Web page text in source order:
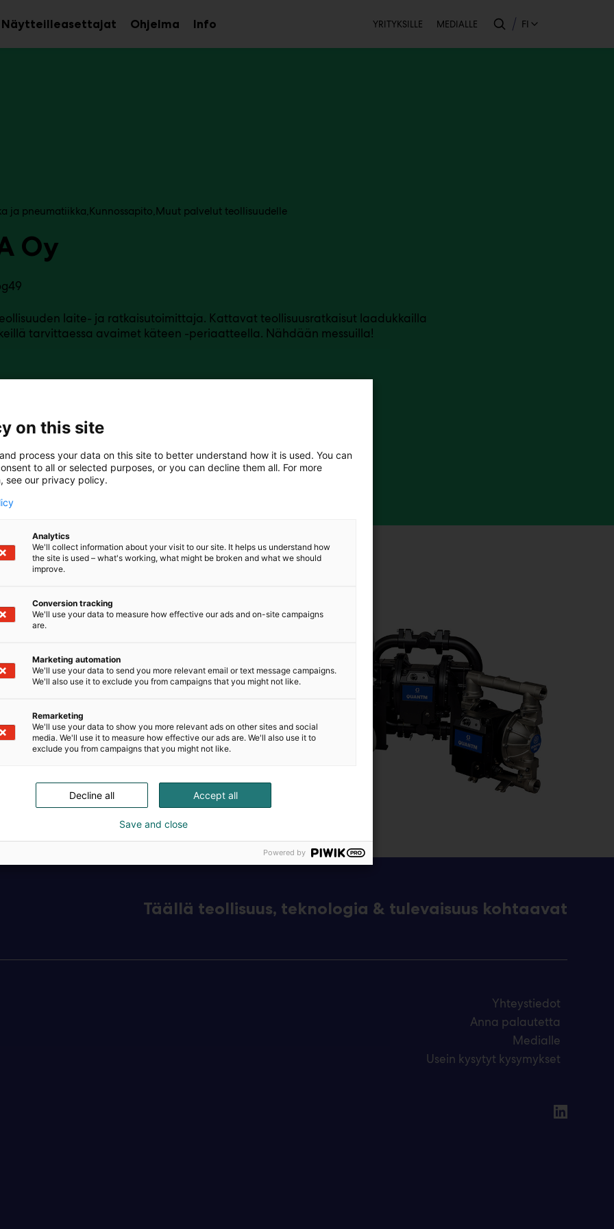
NäytteilleasettajatAvaa
alavalikko
Ohjelma InfoAvaa
alavalikko
Toissijainen
YRITYKSILLE MEDIALLE FI
ja pneumatiikka Kunnossapito Muut palvelut teollisuudelle
Oy
laite- ja ratkaisutoimittaja. Kattavat teollisuusratkaisut laadukkailla
tarvittaessa avaimet käteen -periaatteella. Nähdään messuilla!
paineilmatoimisilla
tai
Täällä teollisuus, teknologia & tulevaisuus kohtaavat
Yhteystiedot
Anna palautetta
Medialle
Usein kysytyt kysymykset
on this site
process your data on this site to better understand how it is used. You can
to all or selected purposes, or you can decline them all. For more
see our privacy policy.
Analytics
We'll collect information about your visit to our site. It helps us understand how
the site is used – what's working, what might be broken and what we should
improve.
Conversion tracking
We'll use your data to measure how effective our ads and on-site campaigns
are.
Marketing automation
We'll use your data to send you more relevant email or text message campaigns.
We'll also use it to exclude you from campaigns that you might not like.
Remarketing
We'll use your data to show you more relevant ads on other sites and social
media. We'll use it to measure how effective our ads are. We'll also use it to
exclude you from campaigns that you might not like.
Accept all
Decline all
Save and close
Powered by